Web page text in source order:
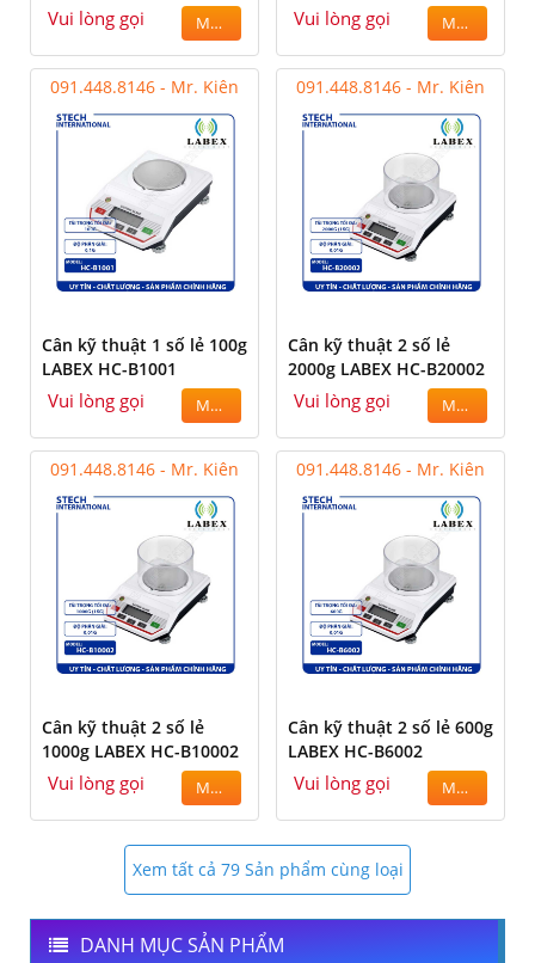
Vui lòng gọi MUA Vui lòng gọi MUA
091.448.8146 - Mr. Kiên
Cân kỹ thuật 1 số lẻ 100g
LABEX HC-B1001
Vui lòng gọi MUA
091.448.8146 - Mr. Kiên
Cân kỹ thuật 2 số lẻ
2000g LABEX HC-B20002
Vui lòng gọi MUA
091.448.8146 - Mr. Kiên
Cân kỹ thuật 2 số lẻ
1000g LABEX HC-B10002
Vui lòng gọi MUA
091.448.8146 - Mr. Kiên
Cân kỹ thuật 2 số lẻ 600g
LABEX HC-B6002
Vui lòng gọi MUA
Xem tất cả 79 Sản phẩm cùng loại
DANH MỤC SẢN PHẨM